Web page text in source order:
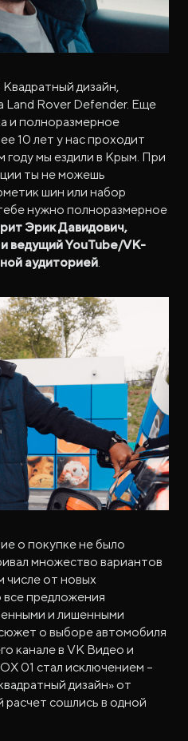
дизайн,
Land Rover Defender. Еще
и полноразмерное
10 лет у нас проходит
году мы ездили в Крым. При
ты не можешь
шин или набор
нужно полноразмерное
Эрик Давидович,
ведущий YouTube/VK-
аудиторией.
о покупке не было
множество вариантов
числе от новых
предложения
и лишенными
о выборе автомобиля
канале в VK Видео и
01 стал исключением –
дизайн» от
расчет сошлись в одной